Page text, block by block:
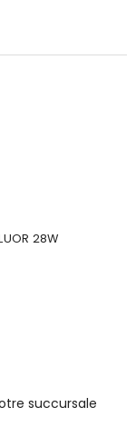
28W
succursale